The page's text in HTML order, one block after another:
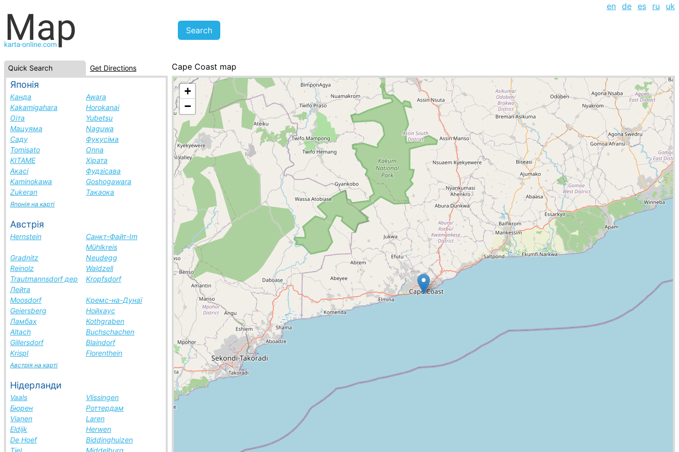
en de es ru uk
Quick Search Get Directions
Японія
Канда
Awara
Kakamigahara
Horokanai
Оіта
Yubetsu
Мацуяма
Naguwa
Саду
Фукусіма
Tomisato
Onna
KITAME
Хірата
Акасі
Фудзісава
Kaminokawa
Goshogawara
Zukeran
Такаока
Японія на карті
Австрія
Hernstein
Санкт-Файт-Im
Mühlkreis
Gradnitz
Neudegg
Reinolz
Waldzell
Trautmannsdorf дер
Лейта
Kropfsdorf
Moosdorf
Кремс-на-Дунаї
Geiersberg
Нойхаус
Ламбах
Kothgraben
Altach
Buchschachen
Gillersdorf
Blaindorf
Krispl
Florenthein
Австрія на карті
Нідерланди
Vaals
Vlissingen
Бюрен
Роттердам
Vianen
Laren
Eldijk
Herwen
De Hoef
Biddinghuizen
Tiel
Middelburg
Cape Coast map
Ghana, cities list
+
−